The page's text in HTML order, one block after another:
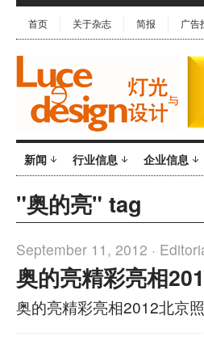
首页 关于杂志 简报 广告
新闻 行业信息 企业信息
"奥的亮" tag
September 11, 2012 ·
奥的亮精彩亮相
奥的亮精彩亮相2012北京